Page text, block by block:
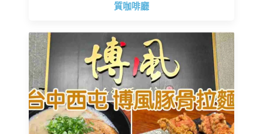
質咖啡廳